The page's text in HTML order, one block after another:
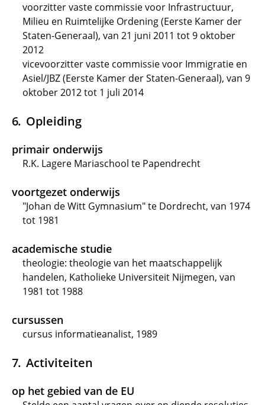
voorzitter vaste commissie voor Infrastructuur,
Milieu en Ruimtelijke Ordening (Eerste Kamer der
Staten-Generaal), van 21 juni 2011 tot 9 oktober
2012
vicevoorzitter vaste commissie voor Immigratie en
Asiel/JBZ (Eerste Kamer der Staten-Generaal), van 9
oktober 2012 tot 1 juli 2014
Opleiding
primair onderwijs
R.K. Lagere Mariaschool te Papendrecht
voortgezet onderwijs
"Johan de Witt Gymnasium" te Dordrecht, van 1974
tot 1981
academische studie
theologie: theologie van het maatschappelijk
handelen, Katholieke Universiteit Nijmegen, van
1981 tot 1988
cursussen
cursus informatieanalist, 1989
Activiteiten
op het gebied van de EU